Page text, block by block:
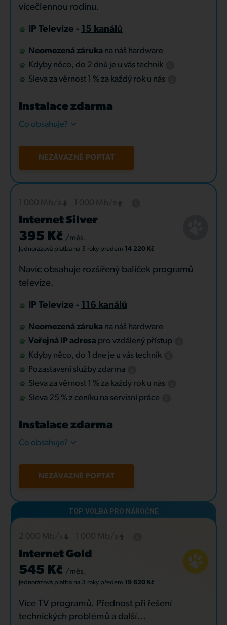
vícečlennou rodinu.
IP Televize - 15 kanálů
Neomezená záruka na náš hardware
Kdyby něco, do 2 dnů je u vás technik
Sleva za věrnost 1 % za každý rok u nás
Instalace zdarma
Co obsahuje?
NEZÁVAZNĚ POPTAT
Internet Silver
395 Kč /měs.
Jednorázová platba na 3 roky předem 14 220 Kč
Navíc obsahuje rozšířený balíček programů
televize.
IP Televize - 116 kanálů
Neomezená záruka na náš hardware
Veřejná IP adresa pro vzdálený přístup
Kdyby něco, do 1 dne je u vás technik
Pozastavení služby zdarma
Sleva za věrnost 1 % za každý rok u nás
Sleva 25 % z ceníku na servisní práce
Instalace zdarma
Co obsahuje?
NEZÁVAZNĚ POPTAT
Internet Gold
545 Kč /měs.
Jednorázová platba na 3 roky předem 19 620 Kč
Více TV programů. Přednost při řešení
technických problémů a další...